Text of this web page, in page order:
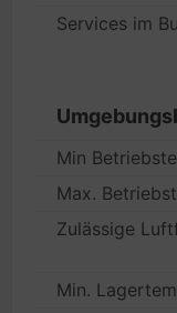
Services im
Min
Max.
Zulässige
Min.